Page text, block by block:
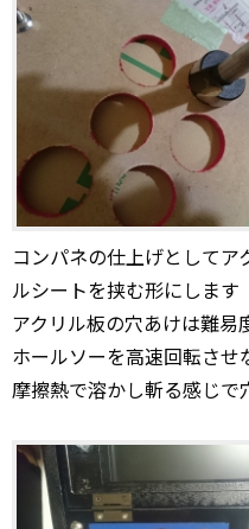
コンパネの仕上げとして
ルシートを挟む形にします
アクリル板の穴あけは難易
ホールソーを高速回転させ
摩擦熱で溶かし斬る感じで